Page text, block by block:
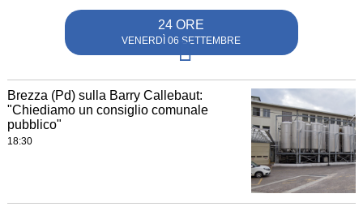
24 ORE
VENERDÌ 06 SETTEMBRE
Brezza (Pd) sulla Barry Callebaut:
"Chiediamo un consiglio comunale
pubblico"
18:30